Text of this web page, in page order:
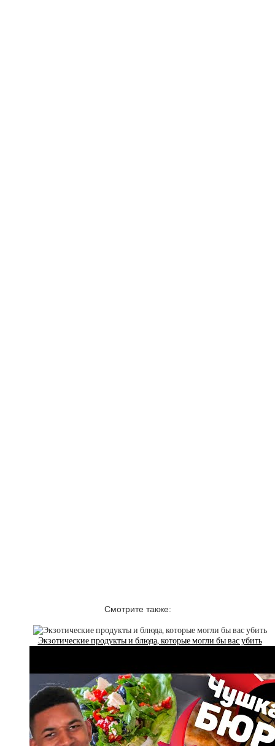
Смотрите также:
Экзотические продукты и блюда, которые могли бы вас убить